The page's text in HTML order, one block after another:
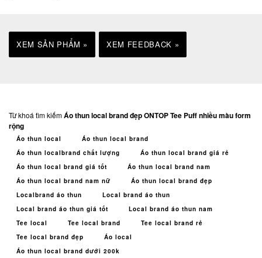
XEM SẢN PHẨM » XEM FEEDBACK »
Từ khoá tìm kiếmÁo thun local brand đẹp ONTOP Tee Puff nhiều màu form
rộng
Áo thun local
Áo thun local brand
Áo thun localbrand chất lượng
Áo thun local brand giá rẻ
Áo thun local brand giá tốt
Áo thun local brand nam
Áo thun local brand nam nữ
Áo thun local brand đẹp
Localbrand áo thun
Local brand áo thun
Local brand áo thun giá tốt
Local brand áo thun nam
Tee local
Tee local brand
Tee local brand rẻ
Tee local brand đẹp
Áo local
Áo thun local brand dưới 200k